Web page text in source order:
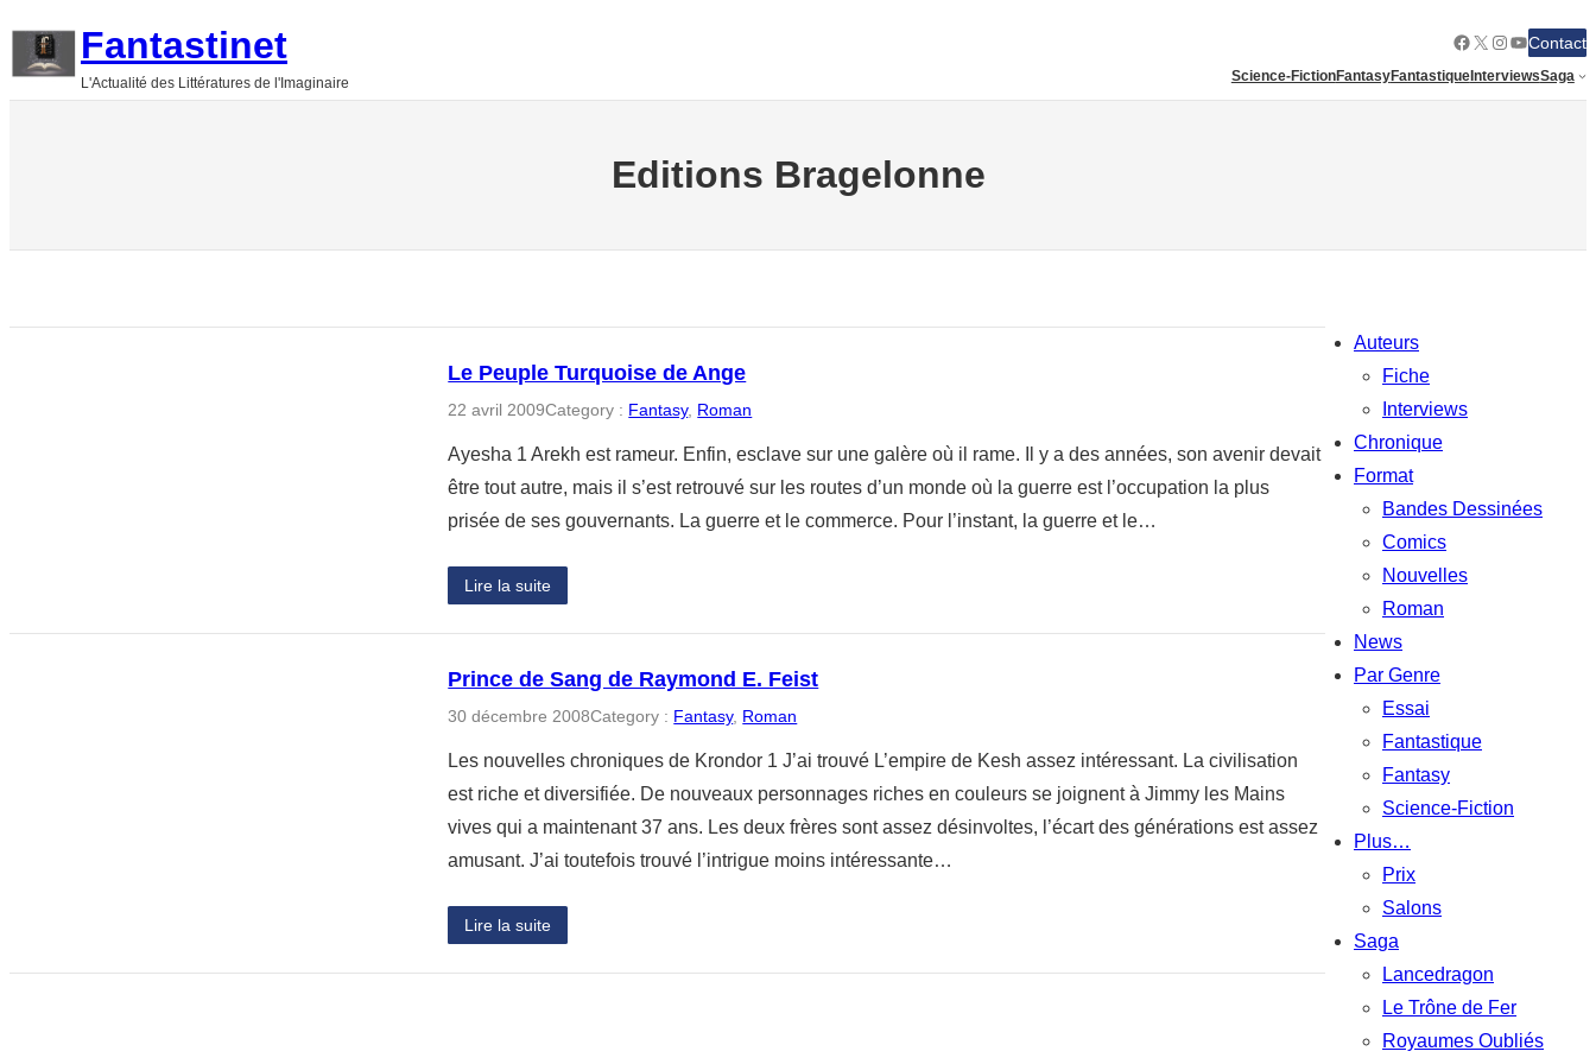
Fantastinet
L'Actualité des Littératures de l'Imaginaire
Facebook
X Instagram
YouTube
Contact
Science-FictionFantasyFantastiqueInterviewsSaga
Editions Bragelonne
Le Peuple Turquoise de Ange
22 avril 2009Category : Fantasy, Roman
Ayesha 1 Arekh est rameur. Enfin, esclave sur une galère où il rame. Il y a des années, son avenir devait
être tout autre, mais il s’est retrouvé sur les routes d’un monde où la guerre est l’occupation la plus
prisée de ses gouvernants. La guerre et le commerce. Pour l’instant, la guerre et le…
Lire la suite
Prince de Sang de Raymond E. Feist
30 décembre 2008Category : Fantasy, Roman
Les nouvelles chroniques de Krondor 1 J’ai trouvé L’empire de Kesh assez intéressant. La civilisation
est riche et diversifiée. De nouveaux personnages riches en couleurs se joignent à Jimmy les Mains
vives qui a maintenant 37 ans. Les deux frères sont assez désinvoltes, l’écart des générations est assez
amusant. J’ai toutefois trouvé l’intrigue moins intéressante…
Lire la suite
Auteurs
Fiche
Interviews
Chronique
Format
Bandes Dessinées
Comics
Nouvelles
Roman
News
Par Genre
Essai
Fantastique
Fantasy
Science-Fiction
Plus…
Prix
Salons
Saga
Lancedragon
Le Trône de Fer
Royaumes Oubliés